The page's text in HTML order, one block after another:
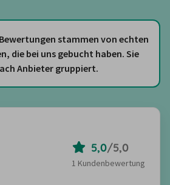
stammen von echten
die bei uns gebucht haben. Sie
Anbieter gruppiert.
5,0/5,0
1 Kundenbewertung